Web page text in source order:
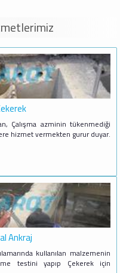
Çalışma azminin tükenmediği
hizmet vermekten gurur duyar.
Ankraj
kullanılan malzemenin
testini yapıp Çekerek için